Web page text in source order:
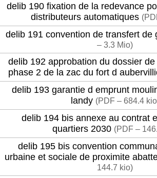
delib 190 fixation de la redevance
distributeurs automatiques (
delib 191 convention de transfert de
– 3.3 Mio)
delib 192 approbation du dossier
phase 2 de la zac du fort d
delib 193 garantie d emprunt
landy (PDF – 684.4 kio
delib 194 bis annexe au contrat
quartiers 2030 (PDF –
delib 195 bis convention
urbaine et sociale de proximite
144.7 kio)